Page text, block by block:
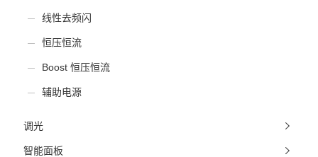
线性去频闪
恒压恒流
Boost 恒压恒流
辅助电源
调光
智能面板